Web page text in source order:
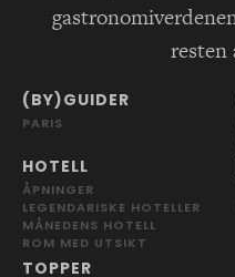
resten
(BY)GUIDER
PARIS
HOTELL
ÅPNINGER
LEGENDARISKE HOTELLER
MÅNEDENS HOTELL
ROM MED UTSIKT
TOPPER